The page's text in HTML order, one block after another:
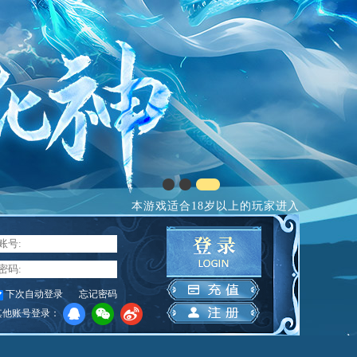
本游戏适合18岁以上的玩家进入
下次自动登录
忘记密码
他账号登录：